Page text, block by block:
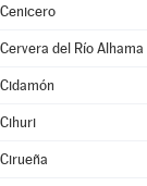
Cenicero
Cervera del Río Alhama
Cidamón
Cihuri
Cirueña